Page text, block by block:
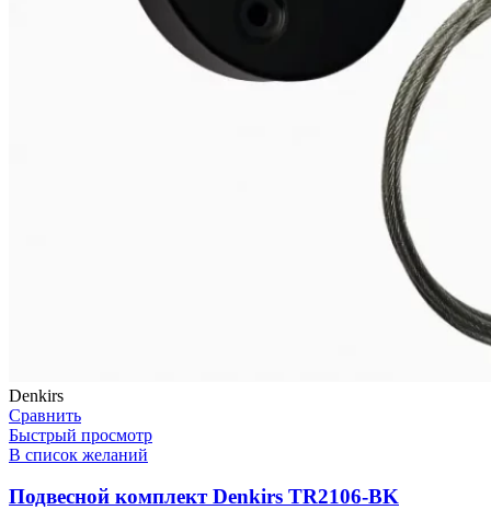
Denkirs
Сравнить
Быстрый просмотр
В список желаний
Подвесной комплект Denkirs TR2106-BK